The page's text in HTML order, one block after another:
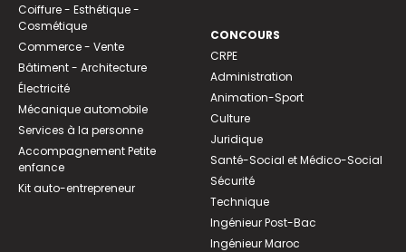
Coiffure - Esthétique -
Cosmétique
Commerce - Vente
Bâtiment - Architecture
Électricité
Mécanique automobile
Services à la personne
Accompagnement Petite
enfance
Kit auto-entrepreneur
CONCOURS
CRPE
Administration
Animation-Sport
Culture
Juridique
Santé-Social et Médico-Social
Sécurité
Technique
Ingénieur Post-Bac
Ingénieur Maroc